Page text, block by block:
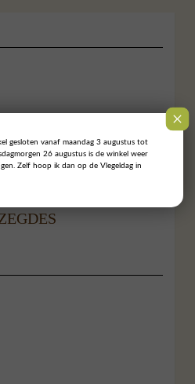
gesloten vanaf maandag 3 augustus tot
26 augustus is de winkel weer
Zelf hoop ik dan op de Vlegeldag in